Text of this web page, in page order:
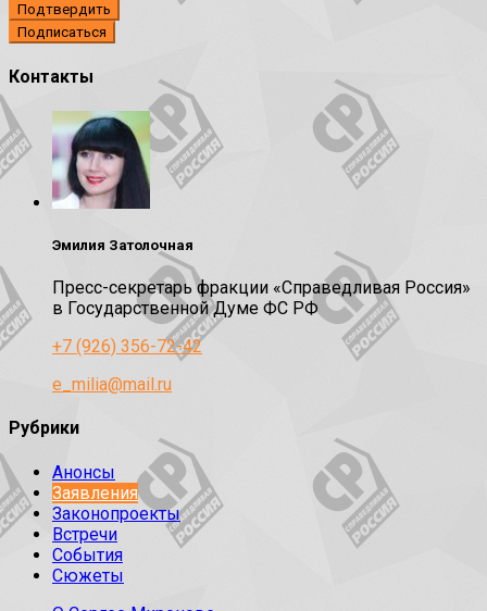
Подтвердить
Контакты
Эмилия Затолочная
Пресс-секретарь фракции «Справедливая Россия»
в Государственной Думе ФС РФ
+7 (926) 356-72-42
e_milia@mail.ru
Рубрики
Анонсы
Заявления
Законопроекты
Встречи
События
Сюжеты